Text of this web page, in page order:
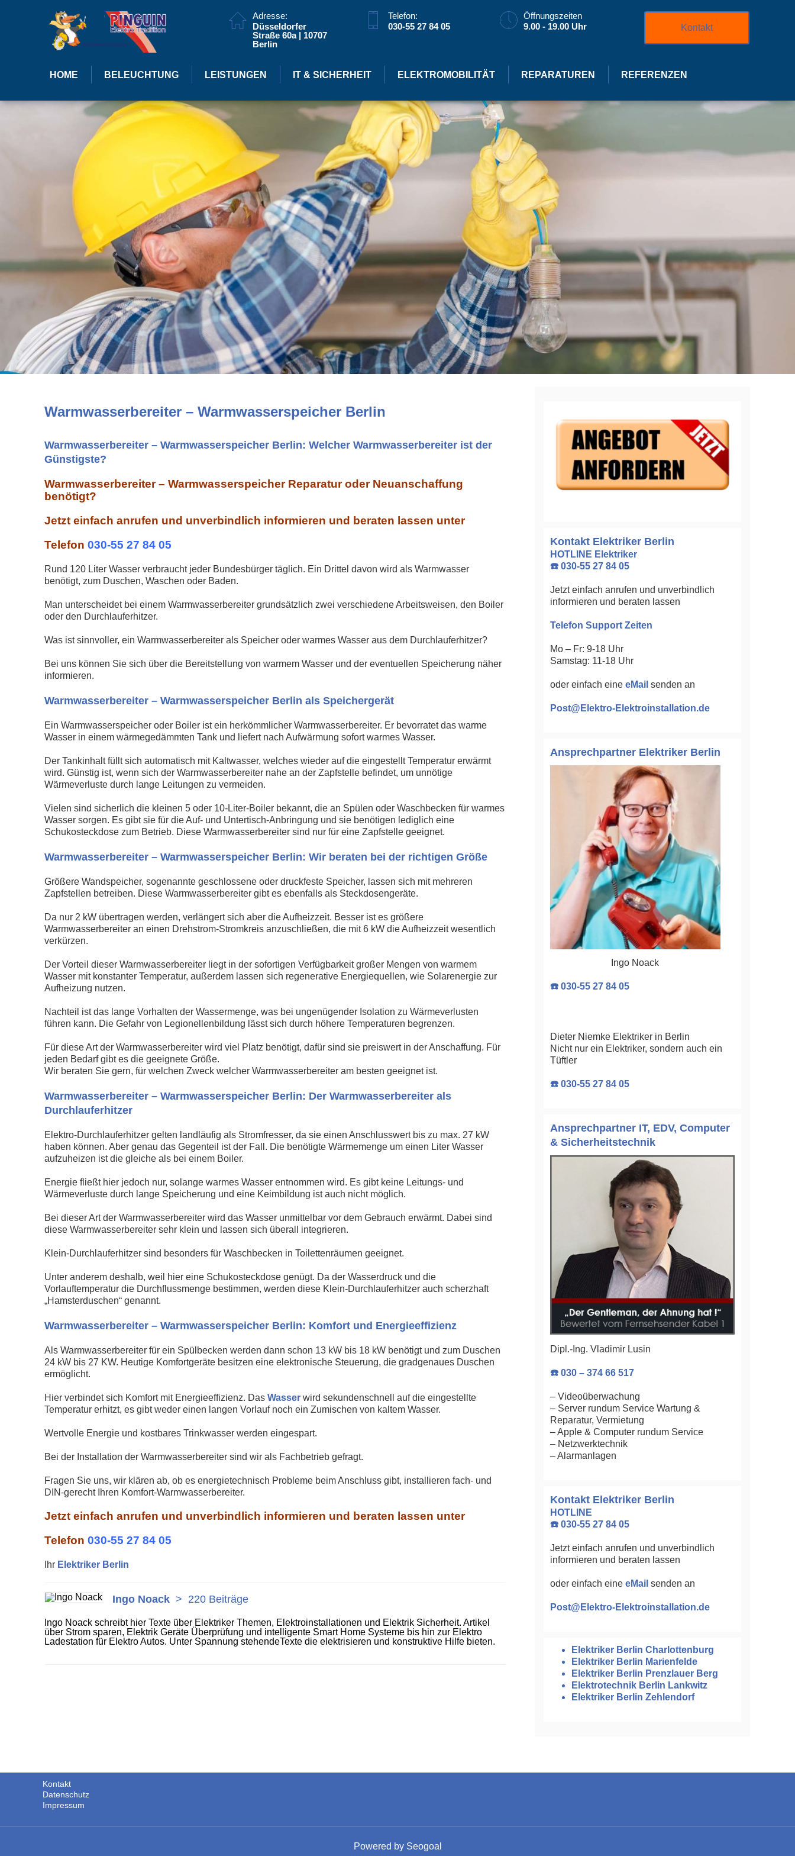
Adresse:
Düsseldorfer
Straße 60a | 10707
Berlin
Telefon:
030-55 27 84 05
Öffnungszeiten
9.00 - 19.00 Uhr
Kontakt
HOME BELEUCHTUNG LEISTUNGEN IT & SICHERHEIT ELEKTROMOBILITÄT REPARATUREN REFERENZEN
Warmwasserbereiter – Warmwasserspeicher Berlin
Warmwasserbereiter – Warmwasserspeicher Berlin: Welcher Warmwasserbereiter ist der
Günstigste?
Warmwasserbereiter – Warmwasserspeicher Reparatur oder Neuanschaffung
benötigt?
Jetzt einfach anrufen und unverbindlich informieren und beraten lassen unter
Telefon 030-55 27 84 05
Rund 120 Liter Wasser verbraucht jeder Bundesbürger täglich. Ein Drittel davon wird als Warmwasser
benötigt, zum Duschen, Waschen oder Baden.
Man unterscheidet bei einem Warmwasserbereiter grundsätzlich zwei verschiedene Arbeitsweisen, den Boiler
oder den Durchlauferhitzer.
Was ist sinnvoller, ein Warmwasserbereiter als Speicher oder warmes Wasser aus dem Durchlauferhitzer?
Bei uns können Sie sich über die Bereitstellung von warmem Wasser und der eventuellen Speicherung näher
informieren.
Warmwasserbereiter – Warmwasserspeicher Berlin als Speichergerät
Ein Warmwasserspeicher oder Boiler ist ein herkömmlicher Warmwasserbereiter. Er bevorratet das warme
Wasser in einem wärmegedämmten Tank und liefert nach Aufwärmung sofort warmes Wasser.
Der Tankinhalt füllt sich automatisch mit Kaltwasser, welches wieder auf die eingestellt Temperatur erwärmt
wird. Günstig ist, wenn sich der Warmwasserbereiter nahe an der Zapfstelle befindet, um unnötige
Wärmeverluste durch lange Leitungen zu vermeiden.
Vielen sind sicherlich die kleinen 5 oder 10-Liter-Boiler bekannt, die an Spülen oder Waschbecken für warmes
Wasser sorgen. Es gibt sie für die Auf- und Untertisch-Anbringung und sie benötigen lediglich eine
Schukosteckdose zum Betrieb. Diese Warmwasserbereiter sind nur für eine Zapfstelle geeignet.
Warmwasserbereiter – Warmwasserspeicher Berlin: Wir beraten bei der richtigen Größe
Größere Wandspeicher, sogenannte geschlossene oder druckfeste Speicher, lassen sich mit mehreren
Zapfstellen betreiben. Diese Warmwasserbereiter gibt es ebenfalls als Steckdosengeräte.
Da nur 2 kW übertragen werden, verlängert sich aber die Aufheizzeit. Besser ist es größere
Warmwasserbereiter an einen Drehstrom-Stromkreis anzuschließen, die mit 6 kW die Aufheizzeit wesentlich
verkürzen.
Der Vorteil dieser Warmwasserbereiter liegt in der sofortigen Verfügbarkeit großer Mengen von warmem
Wasser mit konstanter Temperatur, außerdem lassen sich regenerative Energiequellen, wie Solarenergie zur
Aufheizung nutzen.
Nachteil ist das lange Vorhalten der Wassermenge, was bei ungenügender Isolation zu Wärmeverlusten
führen kann. Die Gefahr von Legionellenbildung lässt sich durch höhere Temperaturen begrenzen.
Für diese Art der Warmwasserbereiter wird viel Platz benötigt, dafür sind sie preiswert in der Anschaffung. Für
jeden Bedarf gibt es die geeignete Größe.
Wir beraten Sie gern, für welchen Zweck welcher Warmwasserbereiter am besten geeignet ist.
Warmwasserbereiter – Warmwasserspeicher Berlin: Der Warmwasserbereiter als
Durchlauferhitzer
Elektro-Durchlauferhitzer gelten landläufig als Stromfresser, da sie einen Anschlusswert bis zu max. 27 kW
haben können. Aber genau das Gegenteil ist der Fall. Die benötigte Wärmemenge um einen Liter Wasser
aufzuheizen ist die gleiche als bei einem Boiler.
Energie fließt hier jedoch nur, solange warmes Wasser entnommen wird. Es gibt keine Leitungs- und
Wärmeverluste durch lange Speicherung und eine Keimbildung ist auch nicht möglich.
Bei dieser Art der Warmwasserbereiter wird das Wasser unmittelbar vor dem Gebrauch erwärmt. Dabei sind
diese Warmwasserbereiter sehr klein und lassen sich überall integrieren.
Klein-Durchlauferhitzer sind besonders für Waschbecken in Toilettenräumen geeignet.
Unter anderem deshalb, weil hier eine Schukosteckdose genügt. Da der Wasserdruck und die
Vorlauftemperatur die Durchflussmenge bestimmen, werden diese Klein-Durchlauferhitzer auch scherzhaft
„Hamsterduschen“ genannt.
Warmwasserbereiter – Warmwasserspeicher Berlin: Komfort und Energieeffizienz
Als Warmwasserbereiter für ein Spülbecken werden dann schon 13 kW bis 18 kW benötigt und zum Duschen
24 kW bis 27 KW. Heutige Komfortgeräte besitzen eine elektronische Steuerung, die gradgenaues Duschen
ermöglicht.
Hier verbindet sich Komfort mit Energieeffizienz. Das Wasser wird sekundenschnell auf die eingestellte
Temperatur erhitzt, es gibt weder einen langen Vorlauf noch ein Zumischen von kaltem Wasser.
Wertvolle Energie und kostbares Trinkwasser werden eingespart.
Bei der Installation der Warmwasserbereiter sind wir als Fachbetrieb gefragt.
Fragen Sie uns, wir klären ab, ob es energietechnisch Probleme beim Anschluss gibt, installieren fach- und
DIN-gerecht Ihren Komfort-Warmwasserbereiter.
Jetzt einfach anrufen und unverbindlich informieren und beraten lassen unter
Telefon 030-55 27 84 05
Ihr Elektriker Berlin
Ingo Noack > 220 Beiträge
Ingo Noack schreibt hier Texte über Elektriker Themen, Elektroinstallationen und Elektrik Sicherheit. Artikel
über Strom sparen, Elektrik Geräte Überprüfung und intelligente Smart Home Systeme bis hin zur Elektro
Ladestation für Elektro Autos. Unter Spannung stehendeTexte die elektrisieren und konstruktive Hilfe bieten.
Kontakt Elektriker Berlin
HOTLINE Elektriker
☎️ 030-55 27 84 05
Jetzt einfach anrufen und unverbindlich
informieren und beraten lassen
Telefon Support Zeiten
Mo – Fr: 9-18 Uhr
Samstag: 11-18 Uhr
oder einfach eine eMail senden an
Post@Elektro-Elektroinstallation.de
Ansprechpartner Elektriker Berlin
Ingo Noack
☎️ 030-55 27 84 05
Dieter Niemke Elektriker in Berlin
Nicht nur ein Elektriker, sondern auch ein
Tüftler
☎️ 030-55 27 84 05
Ansprechpartner IT, EDV, Computer
& Sicherheitstechnik
Dipl.-Ing. Vladimir Lusin
☎️ 030 – 374 66 517
– Videoüberwachung
– Server rundum Service Wartung &
Reparatur, Vermietung
– Apple & Computer rundum Service
– Netzwerktechnik
– Alarmanlagen
Kontakt Elektriker Berlin
HOTLINE
☎️ 030-55 27 84 05
Jetzt einfach anrufen und unverbindlich
informieren und beraten lassen
oder einfach eine eMail senden an
Post@Elektro-Elektroinstallation.de
Elektriker Berlin Charlottenburg
Elektriker Berlin Marienfelde
Elektriker Berlin Prenzlauer Berg
Elektrotechnik Berlin Lankwitz
Elektriker Berlin Zehlendorf
Kontakt
Datenschutz
Impressum
Powered by Seogoal